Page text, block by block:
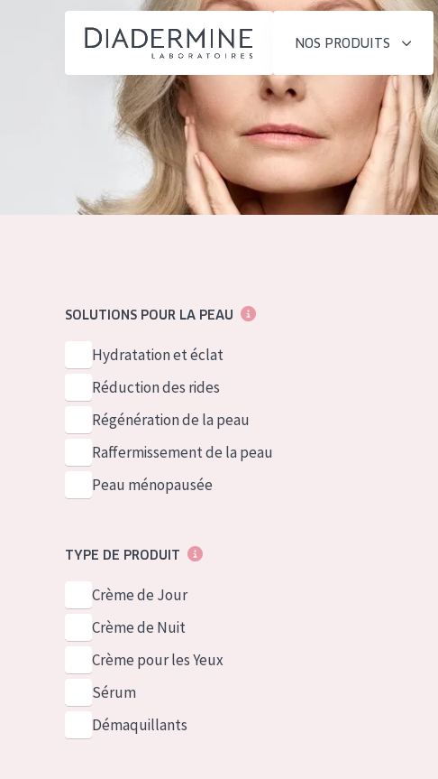
NOS PRODUITS
SOLUTIONS POUR LA PEAU
Hydratation et éclat
Réduction des rides
Peau ménopausée
TYPE DE PRODUIT
Crème de Jour
Crème de Nuit
Composition
À propos
SOLUTIONS POUR LA PEAU
Hydratation et éclat
Réduction des rides
Régénération de la peau
Raffermissement de la peau
Peau ménopausée
TYPE DE PRODUIT
Crème de Jour
Crème de Nuit
Crème pour les Yeux
Sérum
Démaquillants